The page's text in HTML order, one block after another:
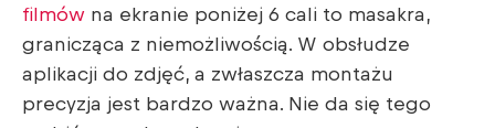
filmów na ekranie poniżej 6 cali to masakra,
granicząca z niemożliwością. W obsłudze
aplikacji do zdjęć, a zwłaszcza montażu
precyzja jest bardzo ważna. Nie da się tego